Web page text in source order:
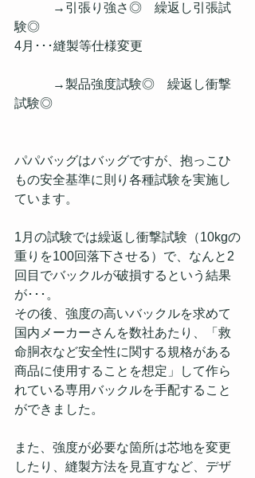
→引張り強さ◎　繰返し引張試
験◎
4月･･･縫製等仕様変更
→製品強度試験◎　繰返し衝撃
試験◎
パパバッグはバッグですが、抱っこひ
もの安全基準に則り各種試験を実施し
ています。
1月の試験では繰返し衝撃試験（10kgの
重りを100回落下させる）で、なんと2
回目でバックルが破損するという結果
が･･･。
その後、強度の高いバックルを求めて
国内メーカーさんを数社あたり、「救
命胴衣など安全性に関する規格がある
商品に使用することを想定」して作ら
れている専用バックルを手配すること
ができました。
また、強度が必要な箇所は芯地を変更
したり、縫製方法を見直すなど、デザ